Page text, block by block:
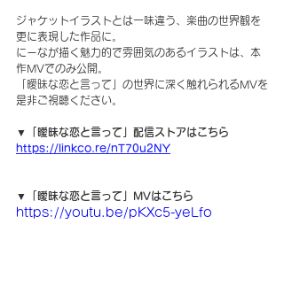
ジャケットイラストとは一味違う、楽曲の世界観を
更に表現した作品に。
にーなが描く魅力的で雰囲気のあるイラストは、本
作MVでのみ公開。
「曖昧な恋と言って」の世界に深く触れられるMVを
是非ご視聴ください。
▼「曖昧な恋と言って」配信ストアはこちら
https://linkco.re/nT70u2NY
▼「曖昧な恋と言って」MVはこちら
https://youtu.be/pKXc5-yeLfo